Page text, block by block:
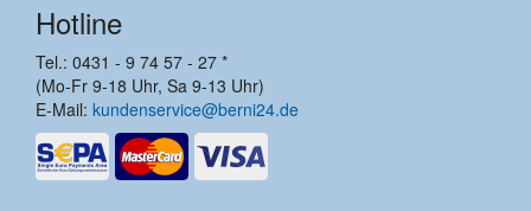
Hotline
Tel.: 0431 - 9 74 57 - 27 *
(Mo-Fr 9-18 Uhr, Sa 9-13 Uhr)
E-Mail: kundenservice@berni24.de